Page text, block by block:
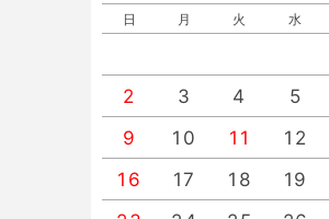
日 月 火 水
2
3 4 5
9
10 11 12
16
17 18 19